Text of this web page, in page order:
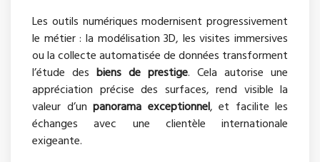
Les outils numériques modernisent progressivement
le métier : la modélisation 3D, les visites immersives
ou la collecte automatisée de données transforment
l’étude des biens de prestige. Cela autorise une
appréciation précise des surfaces, rend visible la
valeur d’un panorama exceptionnel, et facilite les
échanges avec une clientèle internationale
exigeante.